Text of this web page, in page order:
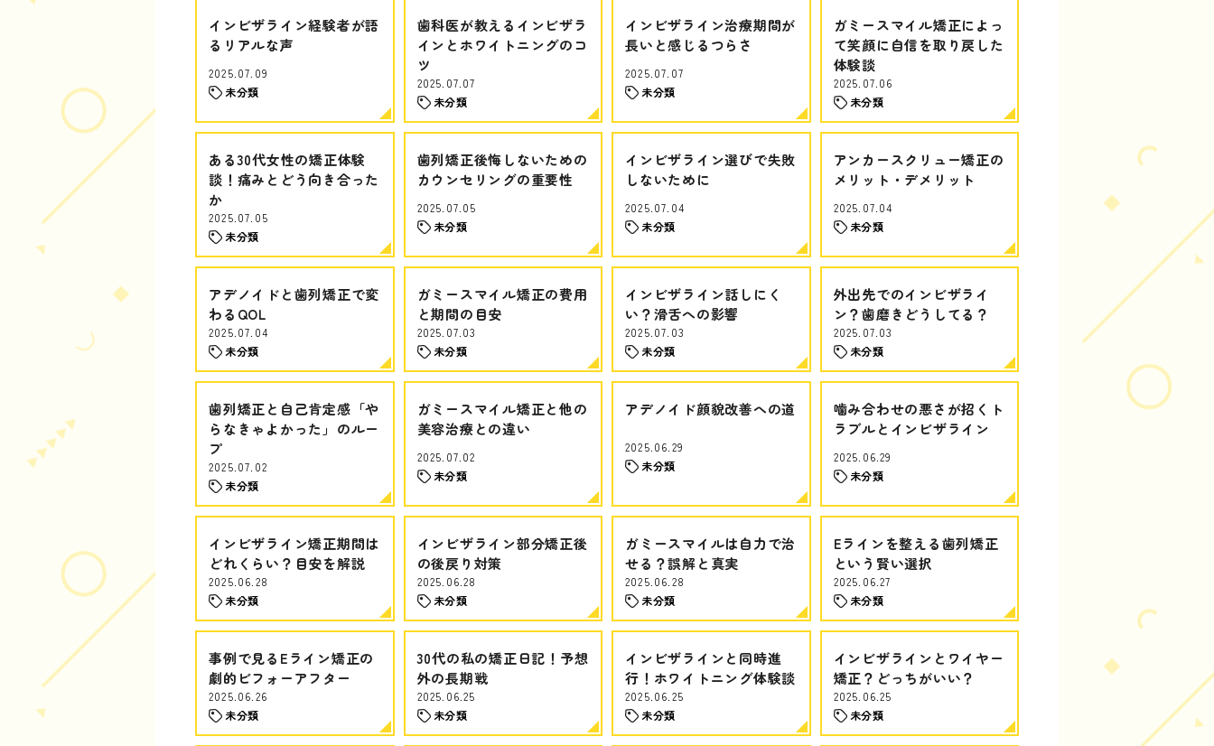
インビザライン経験者が語
るリアルな声
2025.07.09
未分類
歯科医が教えるインビザラ
インとホワイトニングのコ
ツ
2025.07.07
未分類
インビザライン治療期間が
長いと感じるつらさ
2025.07.07
未分類
ガミースマイル矯正によっ
て笑顔に自信を取り戻した
体験談
2025.07.06
未分類
ある30代女性の矯正体験
談！痛みとどう向き合った
か
2025.07.05
未分類
歯列矯正後悔しないための
カウンセリングの重要性
2025.07.05
未分類
インビザライン選びで失敗
しないために
2025.07.04
未分類
アンカースクリュー矯正の
メリット・デメリット
2025.07.04
未分類
アデノイドと歯列矯正で変
わるQOL
2025.07.04
未分類
ガミースマイル矯正の費用
と期間の目安
2025.07.03
未分類
インビザライン話しにく
い？滑舌への影響
2025.07.03
未分類
外出先でのインビザライ
ン？歯磨きどうしてる？
2025.07.03
未分類
歯列矯正と自己肯定感「や
らなきゃよかった」のルー
プ
2025.07.02
未分類
ガミースマイル矯正と他の
美容治療との違い
2025.07.02
未分類
アデノイド顔貌改善への道
2025.06.29
未分類
噛み合わせの悪さが招くト
ラブルとインビザライン
2025.06.29
未分類
インビザライン矯正期間は
どれくらい？目安を解説
2025.06.28
未分類
インビザライン部分矯正後
の後戻り対策
2025.06.28
未分類
ガミースマイルは自力で治
せる？誤解と真実
2025.06.28
未分類
Eラインを整える歯列矯正
という賢い選択
2025.06.27
未分類
事例で見るEライン矯正の
劇的ビフォーアフター
2025.06.26
未分類
30代の私の矯正日記！予想
外の長期戦
2025.06.25
未分類
インビザラインと同時進
行！ホワイトニング体験談
2025.06.25
未分類
インビザラインとワイヤー
矯正？どっちがいい？
2025.06.25
未分類